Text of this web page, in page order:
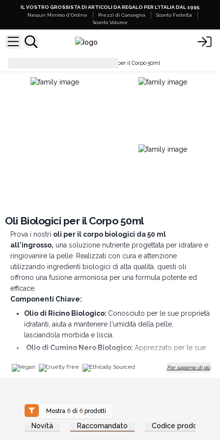
IL VOSTRO GROSSISTA DI ARTICOLI DA REGALO PER L'ITALIA DAL 1995
Nessun Minimo d'Ordine
Prezzi di Consegna
Sconto Fedeltà
Sconto Volume
Oli Biologici per il Corpo 50ml
Oli Biologici per il Corpo 50ml
Prova i nostri oli per il corpo biologici da 50 ml
all'ingrosso, una soluzione nutriente progettata per idratare e
ringiovanire la pelle. Realizzati con cura e attenzione
utilizzando ingredienti biologici di alta qualità, questi oli
offrono una fusione armoniosa per una formula potente ed
efficace.
Componenti Chiave:
Olio di Ricino Biologico: Conosciuto per le sue proprietà
idratanti, aiuta a mantenere l'umidità della pelle,
lasciandola morbida e liscia.
Olio di Cumino Nero Biologico: Apprezzato per le sue
numerosi benefici per la pelle.
terapeutiche dell'olio, favorendo il relax e il benessere
generale.
I nostri oli per il corpo,ideali per massaggi rilassanti o per
Vegan Cruelty Free Ethically Sourced Per saperne di più
Mostra 6 di 6 prodotti
Novità Raccomandato Codice prodotto
Accedi per vedere
i prezzi all'ingrosso
Accedi per vedere
i prezzi all'ingrosso